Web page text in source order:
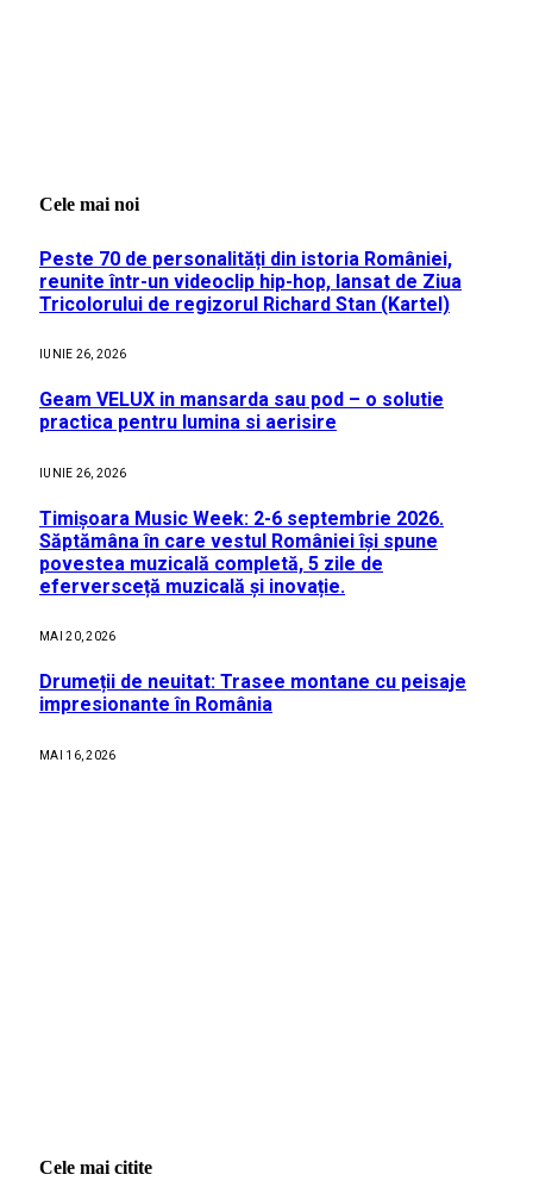
Cele mai noi
Peste 70 de personalități din istoria României,
reunite într-un videoclip hip-hop, lansat de Ziua
Tricolorului de regizorul Richard Stan (Kartel)
IUNIE 26, 2026
Geam VELUX in mansarda sau pod – o solutie
practica pentru lumina si aerisire
IUNIE 26, 2026
Timișoara Music Week: 2-6 septembrie 2026.
Săptămâna în care vestul României își spune
povestea muzicală completă, 5 zile de
eferversceță muzicală și inovație.
MAI 20, 2026
Drumeții de neuitat: Trasee montane cu peisaje
impresionante în România
MAI 16, 2026
Cele mai citite